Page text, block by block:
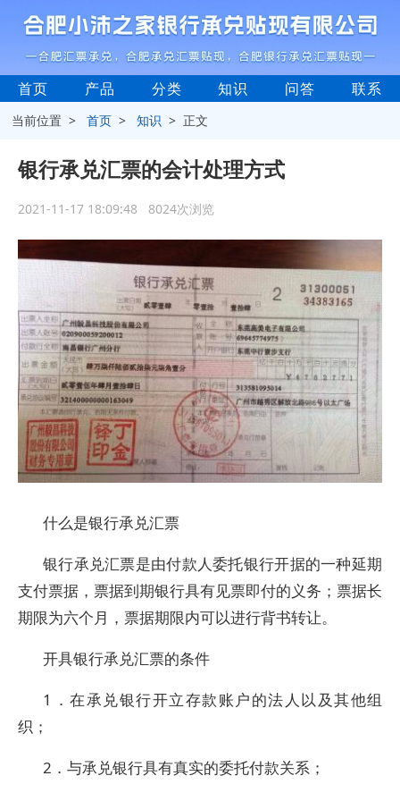
首页 产品 分类 知识 问答 联系
当前位置 >首页 >知识 > 正文
银行承兑汇票的会计处理方式
2021-11-17 18:09:48 8024次浏览
什么是银行承兑汇票
银行承兑汇票是由付款人委托银行开据的一种延期
支付票据，票据到期银行具有见票即付的义务；票据长
期限为六个月，票据期限内可以进行背书转让。
开具银行承兑汇票的条件
1．在承兑银行开立存款账户的法人以及其他组
织；
2．与承兑银行具有真实的委托付款关系；